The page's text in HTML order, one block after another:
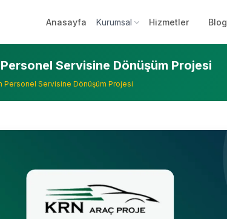
Anasayfa Kurumsal Hizmetler Blog
Servisine Dönüşüm Projesi
Personel Servisine Dönüşüm Projesi